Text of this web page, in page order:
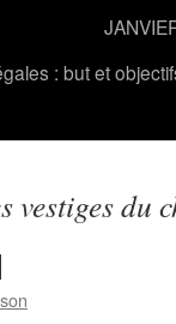
: but et
vestiges du